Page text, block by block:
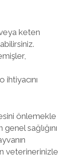
keten
ihtiyacını
önlemekle
sağlığını
veterinerinizle